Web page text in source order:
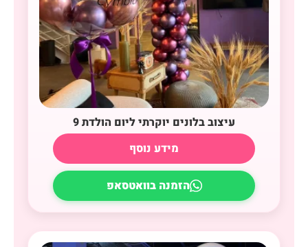
עיצוב בלונים יוקרתי ליום הולדת 9
מידע נוסף
הזמנה בוואטסאפ